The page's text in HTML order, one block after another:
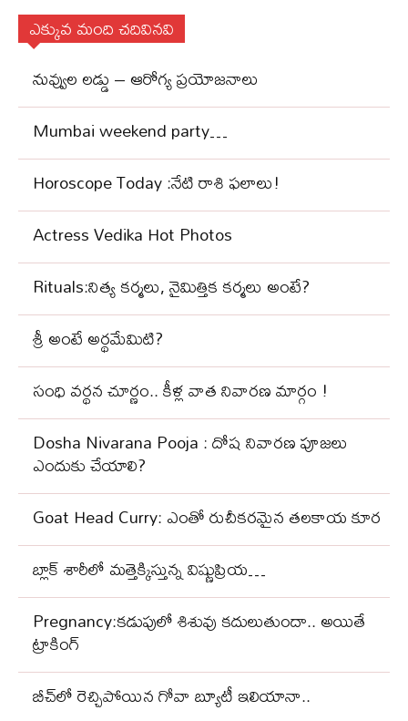
ఎక్కువ మంది చదివినవి
నువ్వుల లడ్డు – ఆరోగ్య ప్రయోజనాలు
Mumbai weekend party…
Horoscope Today :నేటి రాశి ఫలాలు!
Actress Vedika Hot Photos
Rituals:నిత్య కర్మలు, నైమిత్తిక కర్మలు అంటే?
శ్రీ అంటే అర్థమేమిటి?
సంధి వ‌ర్థ‌న చూర్ణం.. కీళ్ల వాత నివార‌ణ మార్గం !
Dosha Nivarana Pooja : దోష నివారణ పూజలు
ఎందుకు చేయాలి?
Goat Head Curry: ఎంతో రుచీకరమైన తలకాయ కూర
బ్లాక్‌ శారీలో మత్తెక్కిస్తున్న విష్ణుప్రియ…
Pregnancy:కడుపులో శిశువు కదులుతుందా.. అయితే
ట్రాకింగ్
బీచ్‌లో రెచ్చిపోయిన గోవా బ్యూటీ ఇలియానా..